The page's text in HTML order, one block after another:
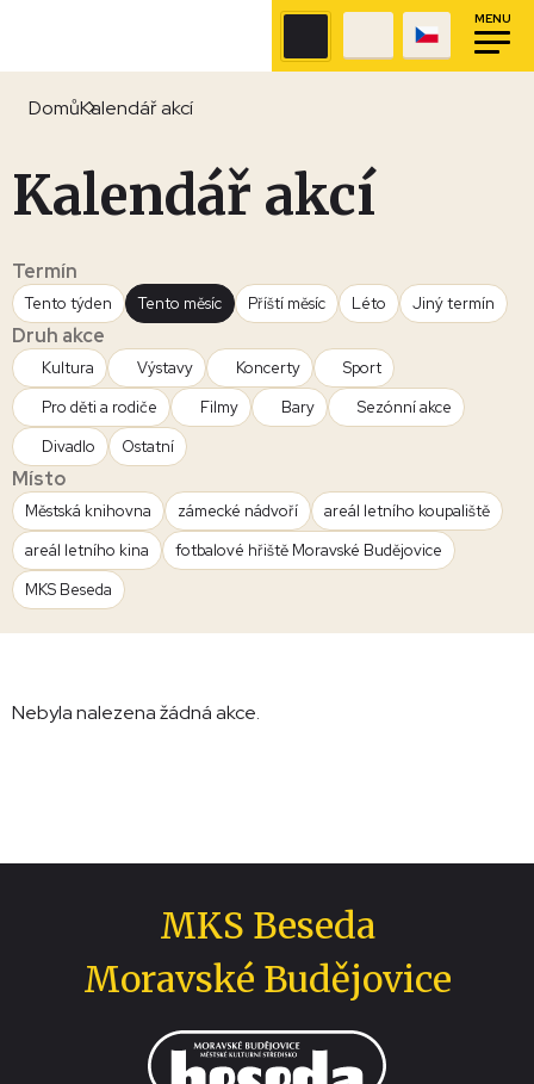
MENU
DomůKalendář akcí
Kalendář akcí
Termín
Tento týden Tento měsíc Příští měsíc Léto Jiný termín
Druh akce
Kultura Výstavy Koncerty
Sport
Pro děti a rodiče
Filmy Bary
Sezónní akce
Divadlo
Ostatní
Místo
Městská knihovna zámecké nádvoří
areál letního koupaliště
areál letního kina
fotbalové hřiště Moravské Budějovice
MKS Beseda
Nebyla nalezena žádná akce.
MKS Beseda
Moravské Budějovice